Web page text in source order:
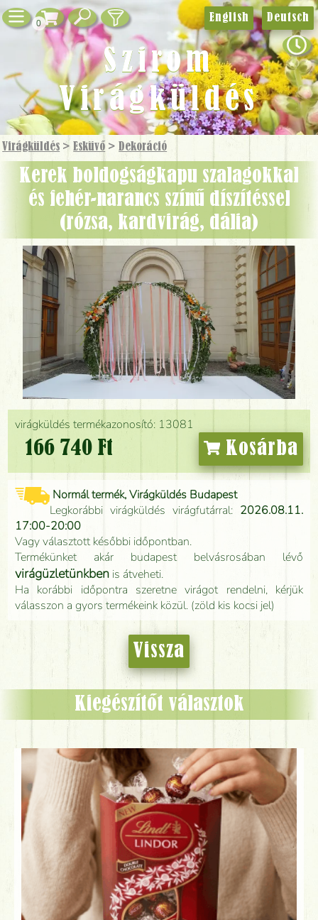
0
Virágküldés > Esküvő > Dekoráció
kerek boldogságkapu szalagokkal
és fehér-narancs színű díszítéssel
(rózsa, kardvirág, dália)
virágküldés termékazonosító: 13081
166 740 Ft Kosárba
Normál termék, Virágküldés Budapest
Legkorábbi virágküldés virágfutárral: 2026.08.11.
17:00-20:00
Vagy választott későbbi időpontban.
Termékünket akár budapest belvásrosában lévő
virágüzletünkben is átveheti.
Ha korábbi időpontra szeretne virágot rendelni, kérjük
válasszon a gyors termékeink közül. (zöld kis kocsi jel)
Vissza
Kiegészítőt választok
English Deutsch
Szirom
Virágküldés